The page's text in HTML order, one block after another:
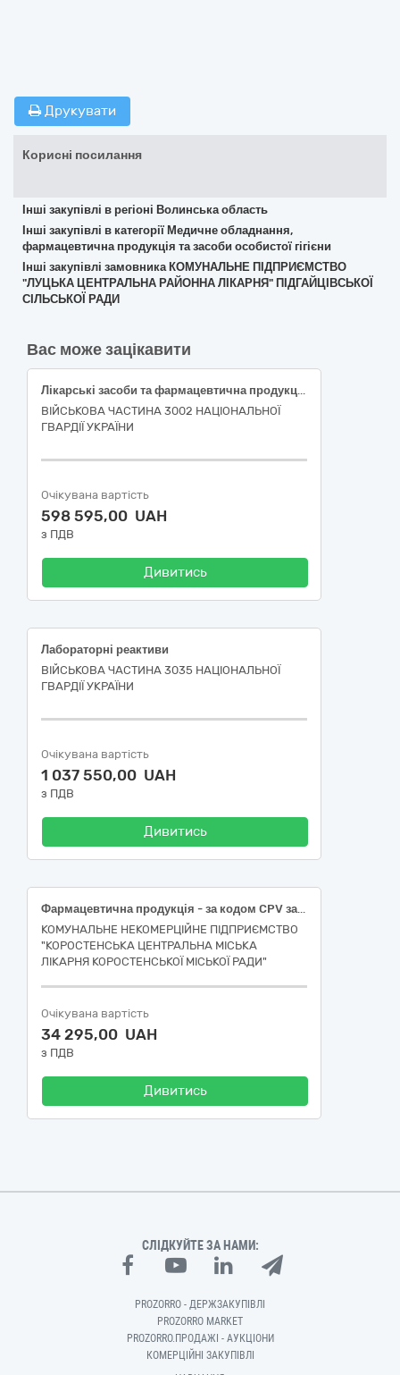
Друкувати
Корисні посилання
Інші закупівлі в регіоні Волинська область
Інші закупівлі в категорії Медичне обладнання,
фармацевтична продукція та засоби особистої гігієни
Інші закупівлі замовника КОМУНАЛЬНЕ ПІДПРИЄМСТВО
"ЛУЦЬКА ЦЕНТРАЛЬНА РАЙОННА ЛІКАРНЯ" ПІДГАЙЦІВСЬКОЇ
СІЛЬСЬКОЇ РАДИ
Вас може зацікавити
Лікарські засоби та фармацевтична продукція
ВІЙСЬКОВА ЧАСТИНА 3002 НАЦІОНАЛЬНОЇ
ГВАРДІЇ УКРАЇНИ
Очікувана вартість
598 595,00 UAH
з ПДВ
Дивитись
Лабораторні реактиви
ВІЙСЬКОВА ЧАСТИНА 3035 НАЦІОНАЛЬНОЇ
ГВАРДІЇ УКРАЇНИ
Очікувана вартість
1 037 550,00 UAH
з ПДВ
Дивитись
Фармацевтична продукція - за кодом CPV за ДК 021:2015 - 33600000-6 (Фармацевтична продукція)
КОМУНАЛЬНЕ НЕКОМЕРЦІЙНЕ ПІДПРИЄМСТВО
"КОРОСТЕНСЬКА ЦЕНТРАЛЬНА МІСЬКА
ЛІКАРНЯ КОРОСТЕНСЬКОЇ МІСЬКОЇ РАДИ"
Очікувана вартість
34 295,00 UAH
з ПДВ
Дивитись
СЛІДКУЙТЕ ЗА НАМИ:
PROZORRO - ДЕРЖЗАКУПІВЛІ
PROZORRO MARKET
PROZORRO.ПРОДАЖІ - АУКЦІОНИ
КОМЕРЦІЙНІ ЗАКУПІВЛІ